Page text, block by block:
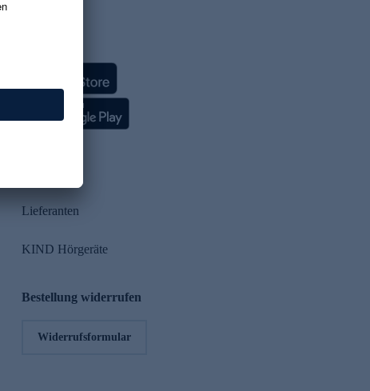
Lieferanten
KIND Hörgeräte
Bestellung widerrufen
Widerrufsformular